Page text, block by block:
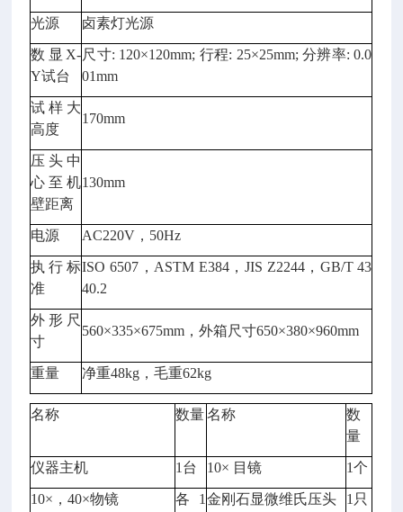
光源 卤素灯光源
数显X-
Y试台
尺寸: 120×120mm; 行程: 25×25mm; 分辨率: 0.0
01mm
试样大
高度
170mm
压头中
心至机
壁距离
130mm
电源 AC220V，50Hz
执行标
准
ISO 6507，ASTM E384，JIS Z2244，GB/T 43
40.2
外形尺
寸
560×335×675mm，外箱尺寸650×380×960mm
重量 净重48kg，毛重62kg
名称 数量 名称
数
量
仪器主机 1台 10× 目镜 1个
10×，40×物镜
各1 金刚石显微维氏压头 1只